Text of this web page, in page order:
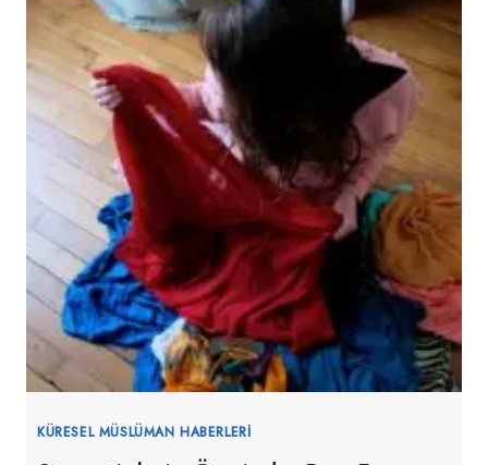
İŞLETMESINI
SATIN
ALDI
KÜRESEL MÜSLÜMAN HABERLERI